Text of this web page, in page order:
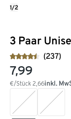
3 Paar
(237)
7,99
€/Stück 2,66inkl.
1/2